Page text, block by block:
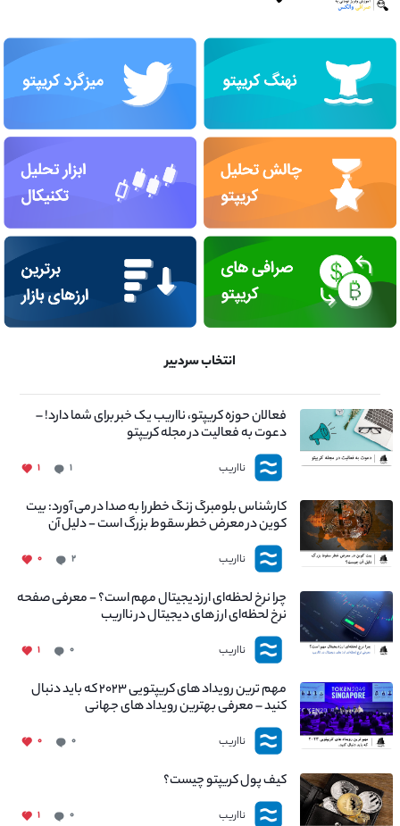
انتخاب سردبیر
فعالان حوزه کریپتو، نااریب یک خبر برای شما دارد! –
دعوت به فعالیت در مجله کریپتو
نااریب ۱ ۱
کارشناس بلومبرگ زنگ خطر را به صدا در می آورد: بیت
کوین در معرض خطر سقوط بزرگ است - دلیل آن
چیست؟
نااریب ۲ ۰
چرا نرخ لحظه‌ای ارزدیجیتال مهم است؟ - معرفی صفحه
نرخ لحظه‌ای ارز های دیجیتال در نااریب
نااریب ۰ ۱
مهم ترین رویداد های کریپتویی ۲۰۲۳ که باید دنبال
کنید – معرفی بهترین رویداد های جهانی
نااریب ۰ ۰
کیف پول کریپتو چیست؟
نااریب ۰ ۱